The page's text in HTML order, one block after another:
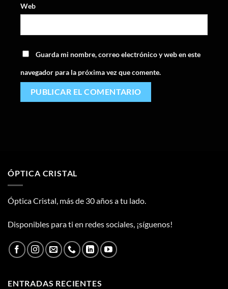
Web
Guarda mi nombre, correo electrónico y web en este
navegador para la próxima vez que comente.
ÓPTICA CRISTAL
Óptica Cristal, más de 30 años a tu lado.
Disponibles para ti en redes sociales, ¡síguenos!
ENTRADAS RECIENTES